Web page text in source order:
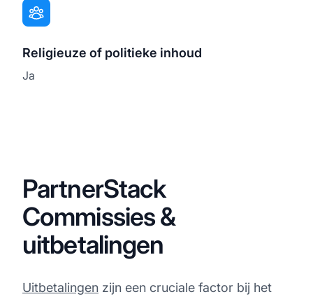
Religieuze of politieke inhoud
Ja
PartnerStack
Commissies &
uitbetalingen
Uitbetalingen zijn een cruciale factor bij het